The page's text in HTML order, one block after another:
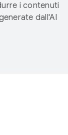
i contenuti
dall'AI